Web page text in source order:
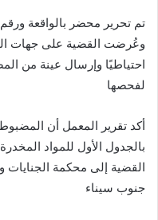
وعُرضت القضية على جهات
احتياطيًا وإرسال عينة من
لفحصها
أكد تقرير المعمل أن
بالجدول الأول للمواد
جنوب سيناء